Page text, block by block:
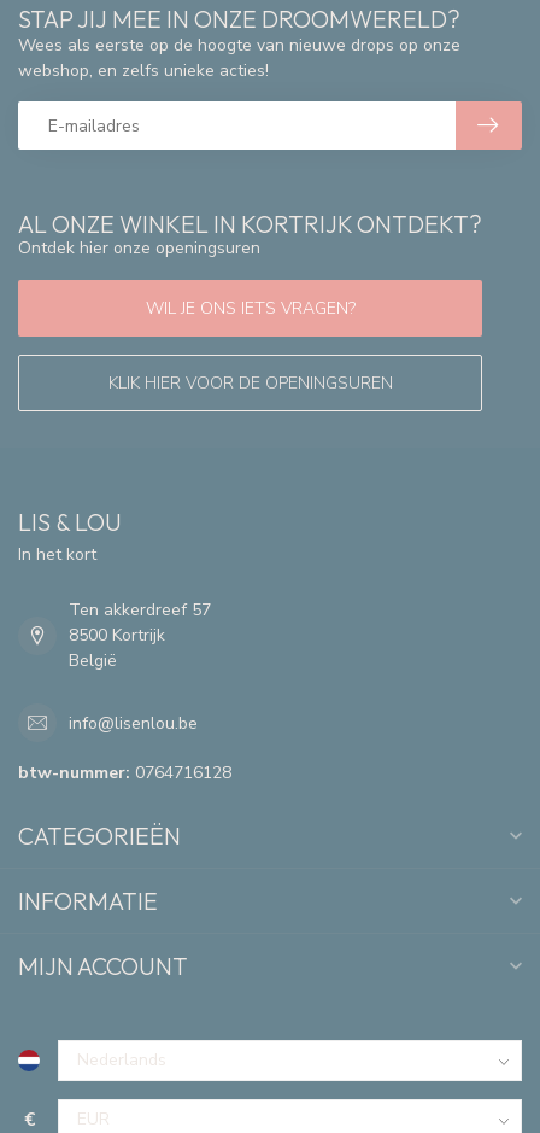
AL ONZE WINKEL IN KORTRIJK ONTDEKT?
Ontdek hier onze openingsuren
WIL JE ONS IETS VRAGEN?
KLIK HIER VOOR DE OPENINGSUREN
STAP JIJ MEE IN ONZE DROOMWERELD?
Wees als eerste op de hoogte van nieuwe drops op onze
webshop, en zelfs unieke acties!
LIS & LOU
In het kort
Ten akkerdreef 57
8500 Kortrijk
België
info@lisenlou.be
btw-nummer: 0764716128
CATEGORIEËN
INFORMATIE
MIJN ACCOUNT
€